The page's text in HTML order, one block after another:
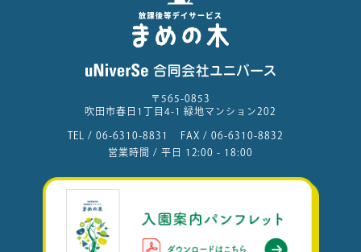
〒565-0853
吹田市春日1丁目4-1 緑地マンション202
TEL / 06-6310-8831 FAX /06-6310-8832
営業時間 / 平日 12:00 - 18:00